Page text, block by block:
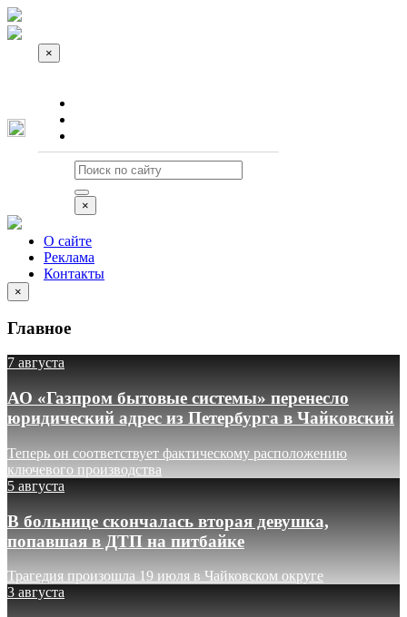
×
×
О сайте
Реклама
Контакты
×
Главное
7 августа
АО «Газпром бытовые системы» перенесло
юридический адрес из Петербурга в Чайковский
Теперь он соответствует фактическому расположению
ключевого производства
5 августа
В больнице скончалась вторая девушка,
попавшая в ДТП на питбайке
Трагедия произошла 19 июля в Чайковском округе
3 августа